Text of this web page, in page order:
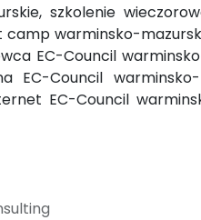
szkolenie
warminsko-
EC-Council
EC-Council
EC-Council